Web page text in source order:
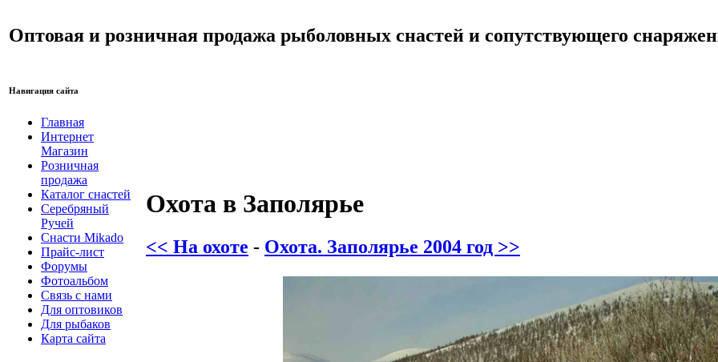
Оптовая и розничная продажа рыболовных снастей и сопутствующего
Навигация сайта
Главная
Интернет
Магазин
Розничная
продажа
Каталог снастей
Серебряный
Ручей
Снасти Mikado
Прайс-лист
Форумы
Фотоальбом
Связь с нами
Для оптовиков
Для рыбаков
Карта сайта
Охота в Заполярье
<< На охоте - Охота. Заполярье 2004 год >>